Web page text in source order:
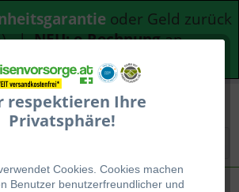
oder Geld zurück
|NEU: e-Rechnungan
respektieren Ihre
Privatsphäre!
Cookies. Cookies machen
Benutzer benutzerfreundlicher und